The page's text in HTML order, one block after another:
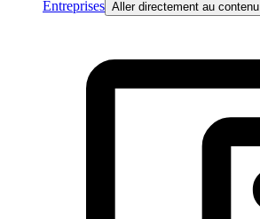
Entreprises Aller directement au contenu